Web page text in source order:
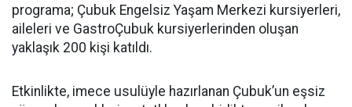
programa; Çubuk Engelsiz Yaşam Merkezi kursiyerleri,
aileleri ve GastroÇubuk kursiyerlerinden oluşan
yaklaşık 200 kişi katıldı.
Etkinlikte, imece usulüyle hazırlanan Çubuk’un eşsiz